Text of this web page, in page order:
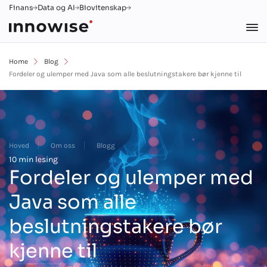
Finans Data og AI Biovitenskap
Home
Blog
Fordeler og ulemper med Java som alle beslutningstakere bør kjenne til
Hoved Om oss Blogg
10 min lesing
Fordeler og ulemper med
Java som alle
beslutningstakere bør
kjenne til